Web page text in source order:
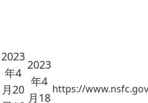
2023
年4
月20
2023
年4
月18
https://